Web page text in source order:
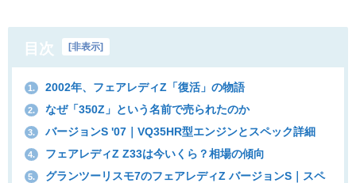
目次 [非表示]
1. 2002年、フェアレディZ「復活」の物語
2. なぜ「350Z」という名前で売られたのか
3. バージョンS '07｜VQ35HR型エンジンとスペック詳細
4. フェアレディZ Z33は今いくら？相場の傾向
5.
グランツーリスモ7のフェアレディZ バージョンS｜スペ